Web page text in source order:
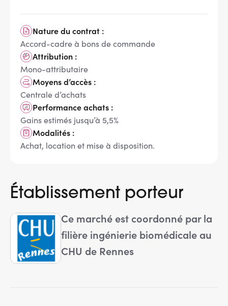
Nature du contrat :
Accord-cadre à bons de commande
Attribution :
Mono-attributaire
Moyens d’accès :
Centrale d’achats
Performance achats :
Gains estimés jusqu’à 5,5%
Modalités :
Achat, location et mise à disposition.
Établissement porteur
Ce marché est coordonné par la
filière ingénierie biomédicale au
CHU de Rennes